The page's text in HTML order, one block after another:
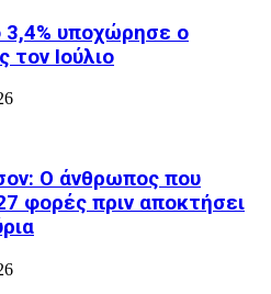
υποχώρησε ο
Ιούλιο
Ο άνθρωπος που
φορές πριν αποκτήσει